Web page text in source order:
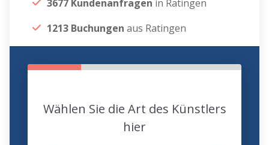
3677 Kundenanfragen in Ratingen
1213 Buchungen aus Ratingen
Wählen Sie die Art des Künstlers
hier